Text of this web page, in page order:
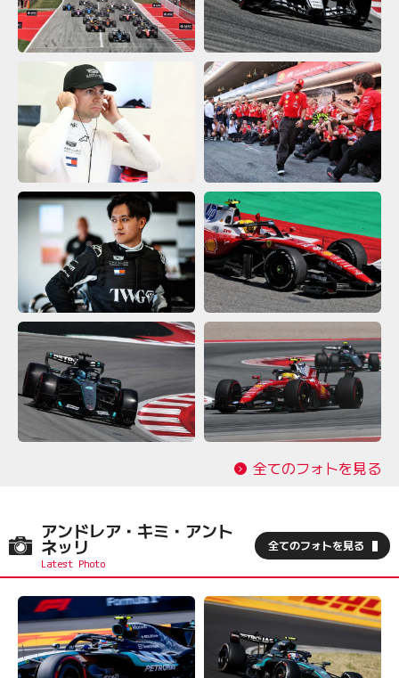
全てのフォトを見る
アンドレア・キミ・アント
ネッリ 全てのフォトを見る